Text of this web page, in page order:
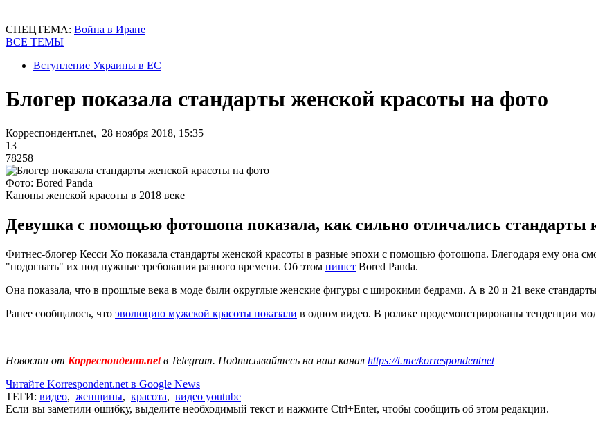
СПЕЦТЕМА: Война в Иране
ВСЕ ТЕМЫ
Вступление Украины в ЕС
Блогер показала стандарты женской красоты на фото
Корреспондент.net, 28 ноября 2018, 15:35
13
78258
Фото: Bored Panda
Каноны женской красоты в 2018 веке
Девушка с помощью фотошопа показала, как сильно отличались стандарты
Фитнес-блогер Кесси Хо показала стандарты женской красоты в разные эпохи с помощью фотошопа. Блегодаря ему она
"подогнать" их под нужные требования разного времени. Об этом пишет Bored Panda.
Она показала, что в прошлые века в моде были округлые женские фигуры с широкими бедрами. А в 20 и 21 веке
Ранее сообщалось, что эволюцию мужской красоты показали в одном видео. В ролике продемонстрированы тенденции
Новости от Корреспондент.netв Telegram. Подписывайтесь на наш канал https://t.me/korrespondentnet
Читайте Korrespondent.net в Google News
ТЕГИ: видео, женщины, красота, видео youtube
Если вы заметили ошибку, выделите необходимый текст и нажмите Ctrl+Enter, чтобы сообщить об этом редакции.